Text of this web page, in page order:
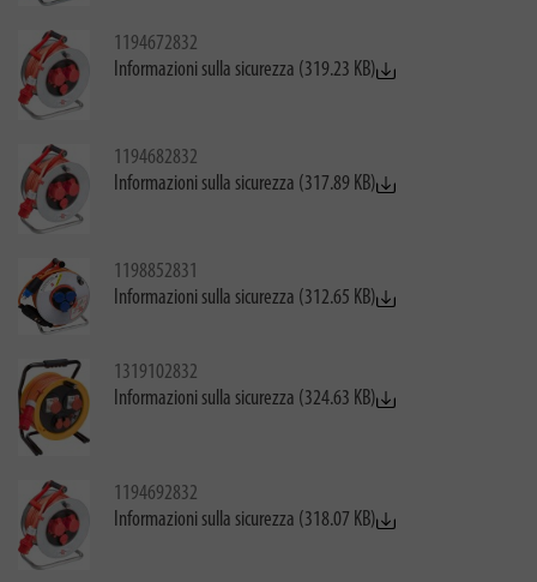
1194672832
Informazioni sulla sicurezza (319.23 KB)
1194682832
Informazioni sulla sicurezza (317.89 KB)
1198852831
Informazioni sulla sicurezza (312.65 KB)
1319102832
Informazioni sulla sicurezza (324.63 KB)
1194692832
Informazioni sulla sicurezza (318.07 KB)